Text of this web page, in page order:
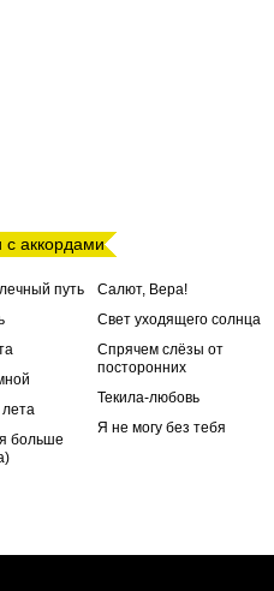
аккордами
путь
больше
Салют, Вера!
Свет уходящего солнца
Спрячем слёзы от
посторонних
Текила-любовь
Я не могу без тебя